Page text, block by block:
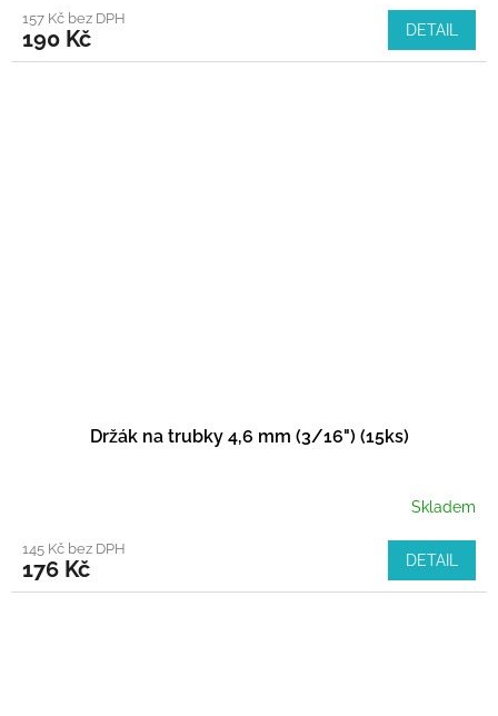
157 Kč bez DPH
190 Kč DETAIL
Držák na trubky 4,6 mm (3/16") (15ks)
Skladem
145 Kč bez DPH
176 Kč DETAIL